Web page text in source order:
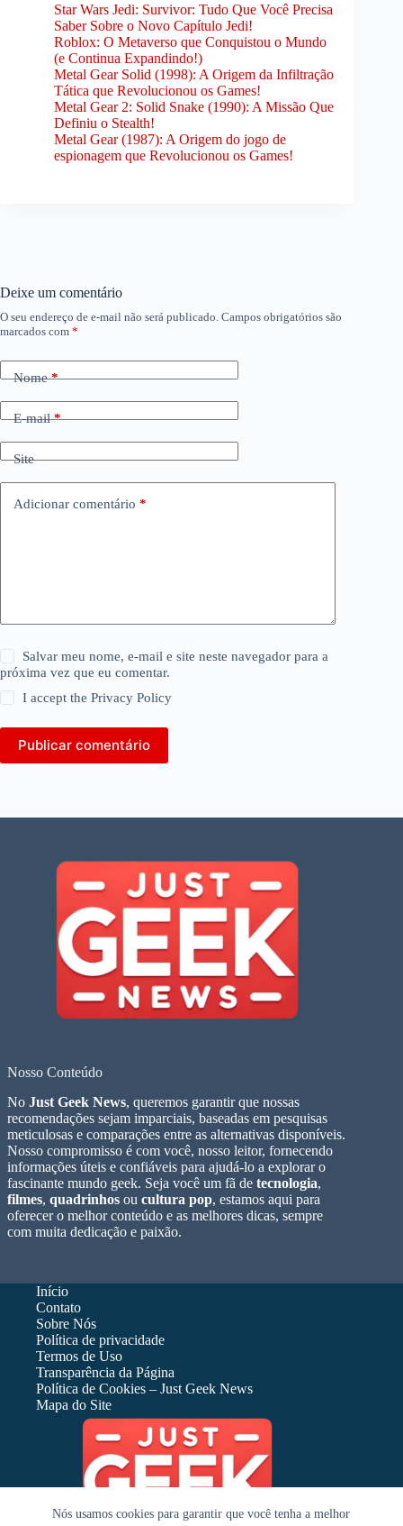
Nós usamos cookies para garantir que você tenha a melhor
Star Wars Jedi: Survivor: Tudo Que Você Precisa
Saber Sobre o Novo Capítulo Jedi!
Roblox: O Metaverso que Conquistou o Mundo
(e Continua Expandindo!)
Metal Gear Solid (1998): A Origem da Infiltração
Tática que Revolucionou os Games!
Metal Gear 2: Solid Snake (1990): A Missão Que
Definiu o Stealth!
Metal Gear (1987): A Origem do jogo de
espionagem que Revolucionou os Games!
Deixe um comentário
O seu endereço de e-mail não será publicado. Campos obrigatórios são
marcados com *
Nome*
E-mail*
Site
Adicionar comentário *
Salvar meu nome, e-mail e site neste navegador para a
próxima vez que eu comentar.
I accept thePrivacy Policy
Publicar comentário
Nosso Conteúdo
No Just Geek News, queremos garantir que nossas
recomendações sejam imparciais, baseadas em pesquisas
meticulosas e comparações entre as alternativas disponíveis.
Nosso compromisso é com você, nosso leitor, fornecendo
informações úteis e confiáveis para ajudá-lo a explorar o
fascinante mundo geek. Seja você um fã de tecnologia,
filmes, quadrinhos ou cultura pop, estamos aqui para
oferecer o melhor conteúdo e as melhores dicas, sempre
com muita dedicação e paixão.
Início
Contato
Sobre Nós
Política de privacidade
Termos de Uso
Transparência da Página
Política de Cookies – Just Geek News
Mapa do Site